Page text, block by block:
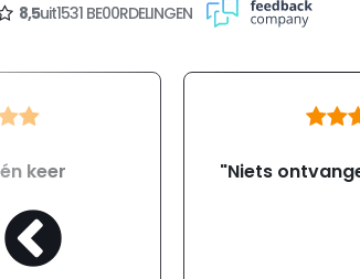
8,5uit1531 BE00RDELINGEN
keer
"Niets